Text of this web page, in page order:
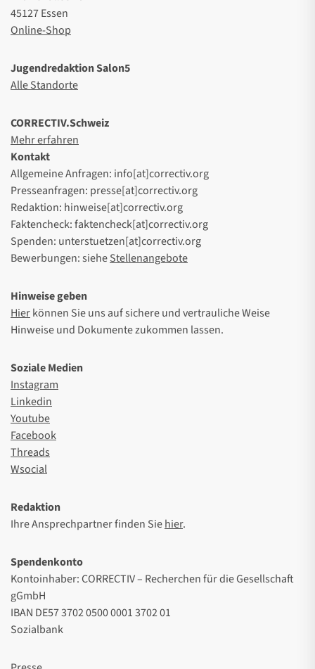
45127 Essen
Online-Shop
Jugendredaktion Salon5
Alle Standorte
CORRECTIV.Schweiz
Mehr erfahren
Kontakt
Allgemeine Anfragen: info[at]correctiv.org
Presseanfragen: presse[at]correctiv.org
Redaktion: hinweise[at]correctiv.org
Faktencheck: faktencheck[at]correctiv.org
Spenden: unterstuetzen[at]correctiv.org
Bewerbungen: sieheStellenangebote
Hinweise geben
Hierkönnen Sie uns auf sichere und vertrauliche Weise
Hinweise und Dokumente zukommen lassen.
Soziale Medien
Instagram
Linkedin
Youtube
Facebook
Threads
Wsocial
Redaktion
Ihre Ansprechpartner finden Siehier.
Spendenkonto
Kontoinhaber: CORRECTIV – Recherchen für die Gesellschaft
gGmbH
IBAN DE57 3702 0500 0001 3702 01
Sozialbank